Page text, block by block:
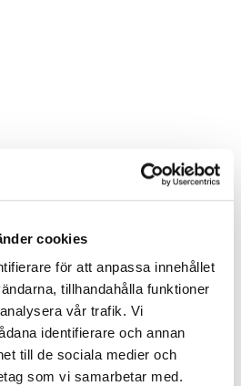
cookies
för att anpassa innehållet
tillhandahålla funktioner
vår trafik. Vi
identifierare och annan
till de sociala medier och
som vi samarbetar med.